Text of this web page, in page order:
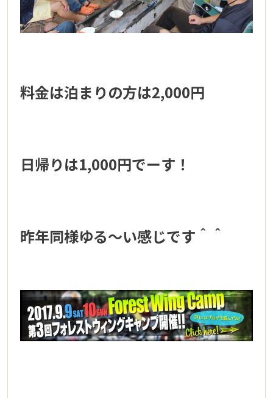
料金は泊まりの方は2,000円
日帰りは1,000円でーす！
昨年同様ゆる～い感じです＾＾